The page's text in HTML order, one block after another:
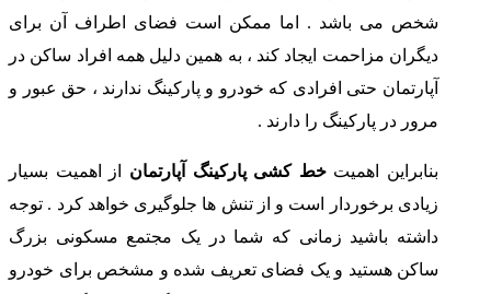
شخص می باشد . اما ممکن است فضای اطراف آن برای
دیگران مزاحمت ایجاد کند ، به همین دلیل همه افراد ساکن در
آپارتمان حتی افرادی که خودرو و پارکینگ ندارند ، حق عبور و
مرور در پارکینگ را دارند .
بنابراین اهمیتخط کشی پارکینگ آپارتمان از اهمیت بسیار
زیادی برخوردار است و از تنش ها جلوگیری خواهد کرد . توجه
داشته باشید زمانی که شما در یک مجتمع مسکونی بزرگ
ساکن هستید و یک فضای تعریف شده و مشخص برای خودرو